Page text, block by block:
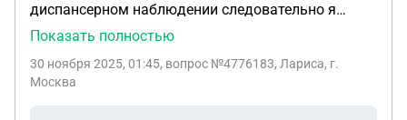
диспансерном наблюдении следовательно я
социально опасная. Диагноз шизофрения.
Могу ли я оформить гражданство киргиз и
Показать полностью
30 ноября 2025, 01:45, вопрос №4776183, Лариса, г.
Москва